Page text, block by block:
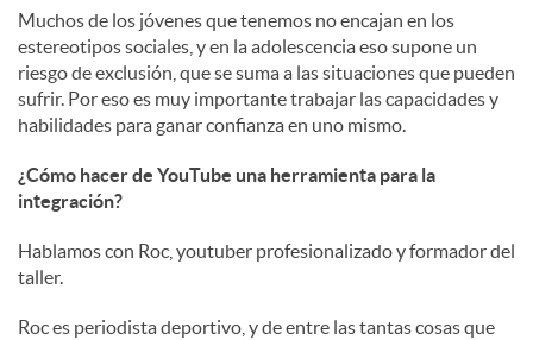
Muchos de los jóvenes que tenemos no encajan en los
estereotipos sociales, y en la adolescencia eso supone un
riesgo de exclusión, que se suma a las situaciones que pueden
sufrir. Por eso es muy importante trabajar las capacidades y
habilidades para ganar confianza en uno mismo.
¿Cómo hacer de YouTube una herramienta para la
integración?
Hablamos con Roc, youtuber profesionalizado y formador del
taller.
Roc es periodista deportivo, y de entre las tantas cosas que